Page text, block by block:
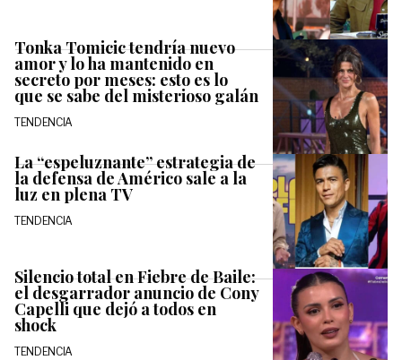
Tonka Tomicic tendría nuevo
amor y lo ha mantenido en
secreto por meses: esto es lo
que se sabe del misterioso galán
TENDENCIA
La “espeluznante” estrategia de
la defensa de Américo sale a la
luz en plena TV
TENDENCIA
Silencio total en Fiebre de Baile:
el desgarrador anuncio de Cony
Capelli que dejó a todos en
shock
TENDENCIA